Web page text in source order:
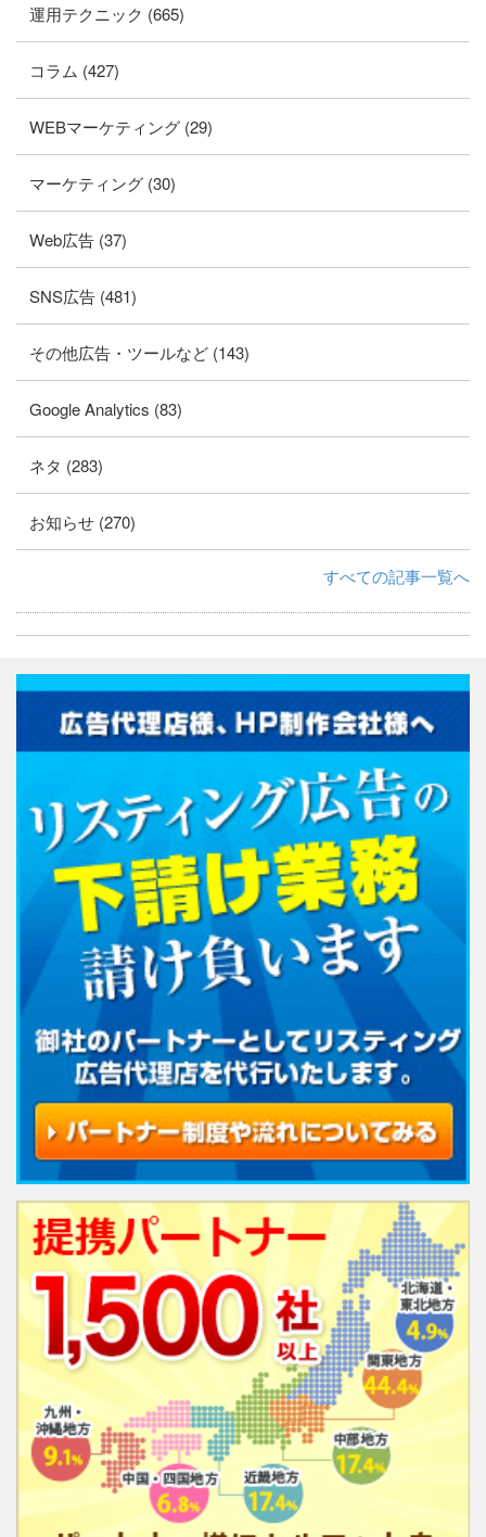
運用テクニック (665)
コラム (427)
WEBマーケティング (29)
マーケティング (30)
Web広告 (37)
SNS広告 (481)
その他広告・ツールなど (143)
Google Analytics (83)
ネタ (283)
お知らせ (270)
すべての記事一覧へ